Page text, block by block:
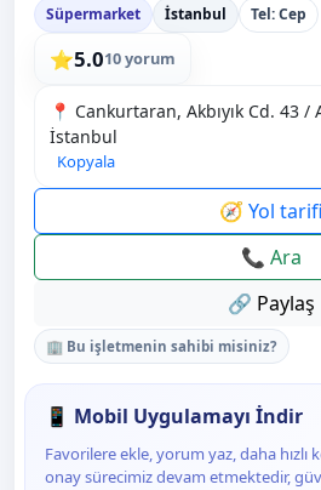
Süpermarket İstanbul Tel: Cep
⭐5.010 yorum
📍 Cankurtaran, Akbıyık Cd. 43 /
İstanbul
Kopyala
🧭 Yol tarifi
📞 Ara
🔗 Paylaş
🏢 Bu işletmenin sahibi misiniz?
📱 Mobil Uygulamayı İndir
Favorilere ekle, yorum yaz, daha hızlı
onay sürecimiz devam etmektedir,